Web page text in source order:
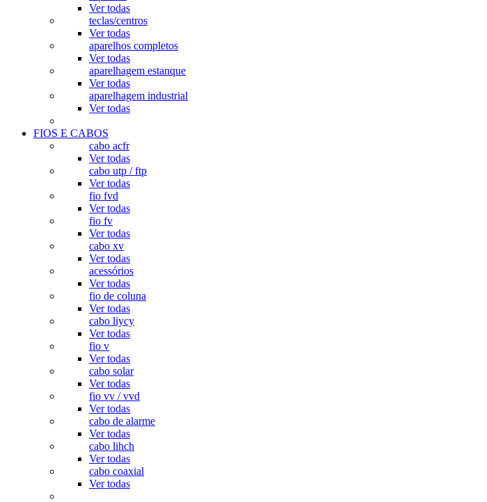
Ver todas
teclas/centros
Ver todas
aparelhos completos
Ver todas
aparelhagem estanque
Ver todas
aparelhagem industrial
Ver todas
FIOS E CABOS
cabo acfr
Ver todas
cabo utp / ftp
Ver todas
fio fvd
Ver todas
fio fv
Ver todas
cabo xv
Ver todas
acessórios
Ver todas
fio de coluna
Ver todas
cabo liycy
Ver todas
fio v
Ver todas
cabo solar
Ver todas
fio vv / vvd
Ver todas
cabo de alarme
Ver todas
cabo lihch
Ver todas
cabo coaxial
Ver todas